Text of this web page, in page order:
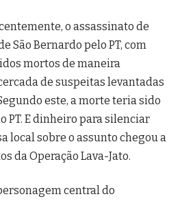
o assassinato de
São Bernardo pelo PT, com
mortos de maneira
de suspeitas levantadas
este, a morte teria sido
PT. E dinheiro para silenciar
local sobre o assunto chegou a
da Operação Lava-Jato.
central do